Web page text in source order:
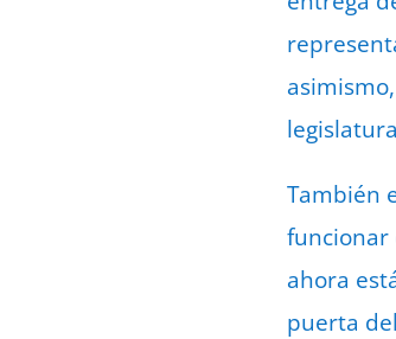
También
funcionar
ahora
puerta